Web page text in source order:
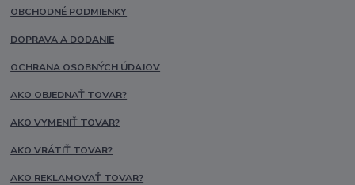
OBCHODNÉ PODMIENKY
DOPRAVA A DODANIE
OCHRANA OSOBNÝCH ÚDAJOV
AKO OBJEDNAŤ TOVAR?
AKO VYMENIŤ TOVAR?
AKO VRÁTIŤ TOVAR?
AKO REKLAMOVAŤ TOVAR?